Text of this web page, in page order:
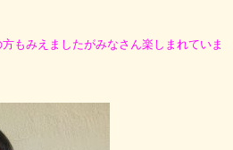
方もみえましたがみなさん楽しまれていま